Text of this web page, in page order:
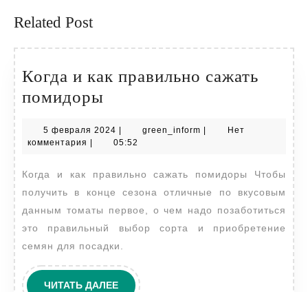
Related Post
Когда и как правильно сажать
помидоры
как
сажать
помидоры
5 февраля 2024 5
февраля
| green_inform green_inform
|
Нет
комментария | 05:52
Когда и как правильно сажать помидоры Чтобы
получить в конце сезона отличные по вкусовым
данным томаты первое, о чем надо позаботиться
это правильный выбор сорта и приобретение
семян для посадки.
ЧИТАТЬ ДАЛЕЕЧИТАТЬ